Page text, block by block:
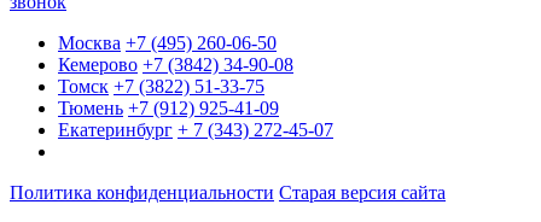
Москва +7 (495) 260-06-50
Кемерово +7 (3842) 34-90-08
Томск +7 (3822) 51-33-75
Тюмень +7 (912) 925-41-09
Екатеринбург + 7 (343) 272-45-07
Политика конфиденциальности Старая версия сайта